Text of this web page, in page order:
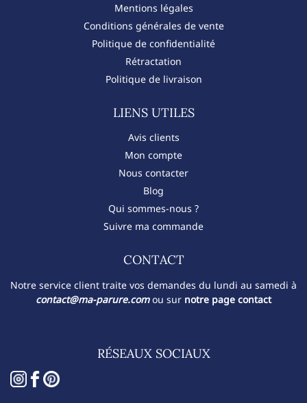
Mentions légales
Conditions générales de vente
Politique de confidentialité
Rétractation
Politique de livraison
LIENS UTILES
Avis clients
Mon compte
Nous contacter
Blog
Qui sommes-nous ?
Suivre ma commande
CONTACT​
Notre service client traite vos demandes du lundi au samedi à
contact@ma-parure.comou sur notre page contact
RÉSEAUX SOCIAUX